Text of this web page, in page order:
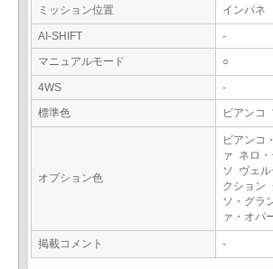
ミッション位置 インパネ
AI-SHIFT
-
マニュアルモード
○
4WS
-
標準色
ビアンコ
オプション色
ビアンコ
ァ ネロ
ソ ヴェ
クション
ソ・グラ
ァ・オパ
掲載コメント -